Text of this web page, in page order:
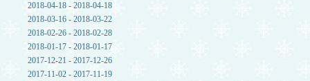
2018-04-18 - 2018-04-18
2018-03-16 - 2018-03-22
2018-02-26 - 2018-02-28
2018-01-17 - 2018-01-17
2017-12-21 - 2017-12-26
2017-11-02 - 2017-11-19